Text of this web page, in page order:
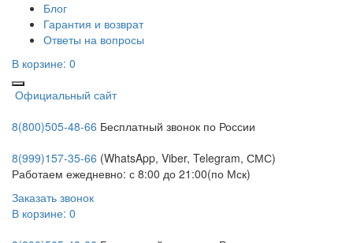
Блог
Гарантия и возврат
Ответы на вопросы
В корзине: 0
Официальный сайт
8(800)505-48-66 Бесплатный звонок по России
8(999)157-35-66 (WhatsApp, Viber, Telegram, СМС)
Работаем ежедневно: с 8:00 до 21:00(по Мск)
Заказать звонок
В корзине: 0